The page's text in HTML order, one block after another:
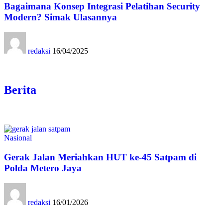
Bagaimana Konsep Integrasi Pelatihan Security
Modern? Simak Ulasannya
redaksi 16/04/2025
Berita
Nasional
Gerak Jalan Meriahkan HUT ke-45 Satpam di
Polda Metero Jaya
redaksi 16/01/2026